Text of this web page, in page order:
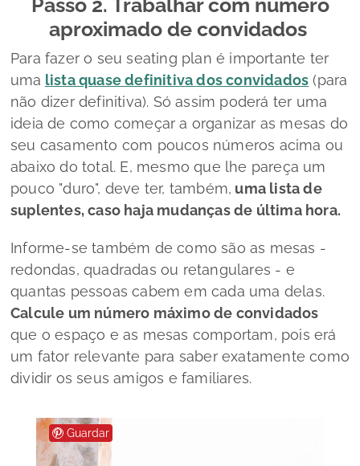
Passo 2. Trabalhar com número
aproximado de convidados
Para fazer o seuseating plan é importante ter
uma lista quase definitiva dos convidados (para
não dizer definitiva). Só assim poderá ter uma
ideia de como começar a organizar as mesas do
seu casamento com poucos números acima ou
abaixo do total. E, mesmo que lhe pareça um
pouco "duro", deve ter, também, uma lista de
suplentes, caso haja mudanças de última hora.
Informe-se também de como são as mesas -
redondas, quadradas ou retangulares - e
quantas pessoas cabem em cada uma delas.
Calcule um número máximo de convidados
que o espaço e as mesas comportam, pois erá
um fator relevante para saber exatamente como
dividir os seus amigos e familiares.
Guardar